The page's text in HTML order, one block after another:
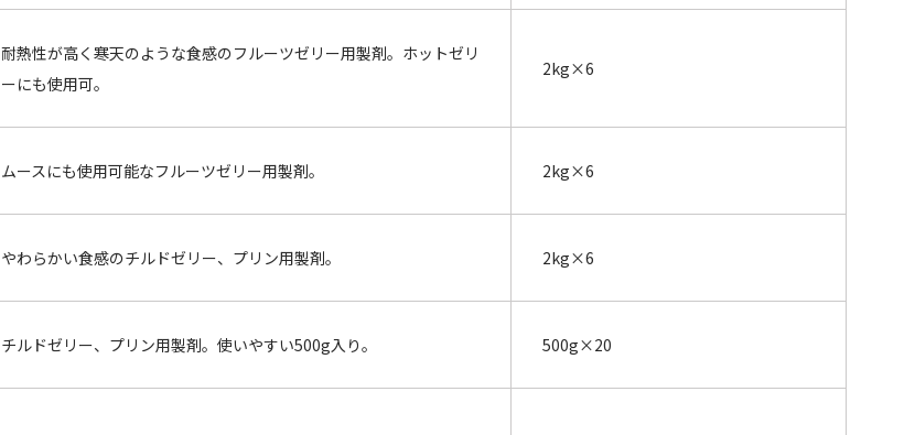
耐熱性が高く寒天のような食感のフルーツゼリー用製剤。ホットゼリ
ーにも使用可。
2kg×6
ムースにも使用可能なフルーツゼリー用製剤。 2kg×6
やわらかい食感のチルドゼリー、プリン用製剤。 2kg×6
チルドゼリー、プリン用製剤。使いやすい500g入り。 500g×20